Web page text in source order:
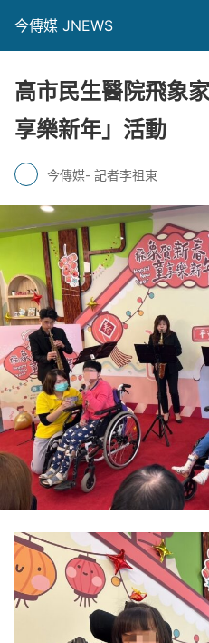
今傳媒 JNEWS
高市民生醫院飛象
享樂新年」活動
今傳媒- 記者李祖東